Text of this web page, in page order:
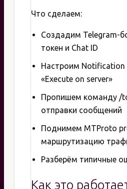
Что сделаем:
Создадим Telegram-
токен и Chat ID
Настроим Notification
«Execute on server»
Пропишем команду /
отправки сообщений
Поднимем MTProto
маршрутизацию
Разберём типичные
Как это